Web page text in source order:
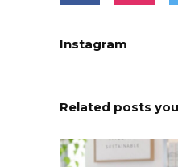
Instagram
Related posts